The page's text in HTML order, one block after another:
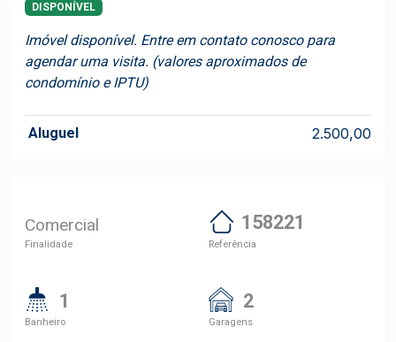
DISPONÍVEL
Imóvel disponível. Entre em contato conosco para
agendar uma visita. (valores aproximados de
condomínio e IPTU)
Aluguel 2.500,00
Comercial
Finalidade
158221
Referência
1
Banheiro
2
Garagens